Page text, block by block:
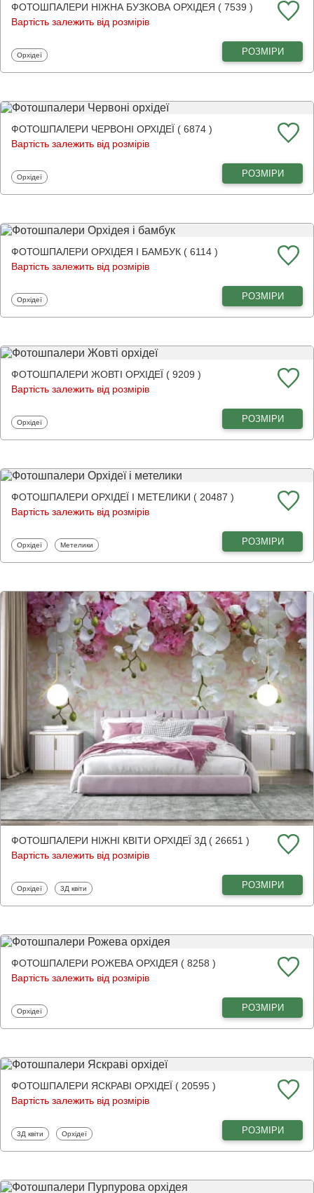
ФОТОШПАЛЕРИ НІЖНА БУЗКОВА ОРХІДЕЯ ( 7539 )
Вартість залежить від розмірів
Фотошпалери
Орхідеї РОЗМІРИ
ФОТОШПАЛЕРИ ЧЕРВОНІ ОРХІДЕЇ ( 6874 )
Вартість залежить від розмірів
Фотошпалери
Орхідеї РОЗМІРИ
ФОТОШПАЛЕРИ ОРХІДЕЯ І БАМБУК ( 6114 )
Вартість залежить від розмірів
Фотошпалери
Орхідеї РОЗМІРИ
ФОТОШПАЛЕРИ ЖОВТІ ОРХІДЕЇ ( 9209 )
Вартість залежить від розмірів
Фотошпалери
Орхідеї РОЗМІРИ
ФОТОШПАЛЕРИ ОРХІДЕЇ І МЕТЕЛИКИ ( 20487 )
Вартість залежить від розмірів
Фотошпалери
Орхідеї Фотошпалери
Метелики РОЗМІРИ
ФОТОШПАЛЕРИ НІЖНІ КВІТИ ОРХІДЕЇ 3Д ( 26651 )
Вартість залежить від розмірів
Фотошпалери
Орхідеї Фотошпалери
3Д квіти РОЗМІРИ
ФОТОШПАЛЕРИ РОЖЕВА ОРХІДЕЯ ( 8258 )
Вартість залежить від розмірів
Фотошпалери
Орхідеї РОЗМІРИ
ФОТОШПАЛЕРИ ЯСКРАВІ ОРХІДЕЇ ( 20595 )
Вартість залежить від розмірів
Фотошпалери
3Д квіти Фотошпалери
Орхідеї РОЗМІРИ